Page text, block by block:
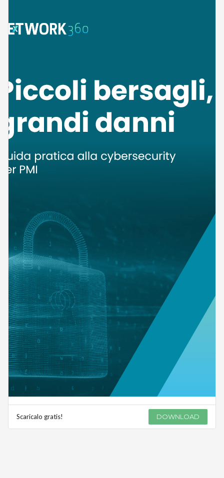
Scaricalo gratis! DOWNLOAD